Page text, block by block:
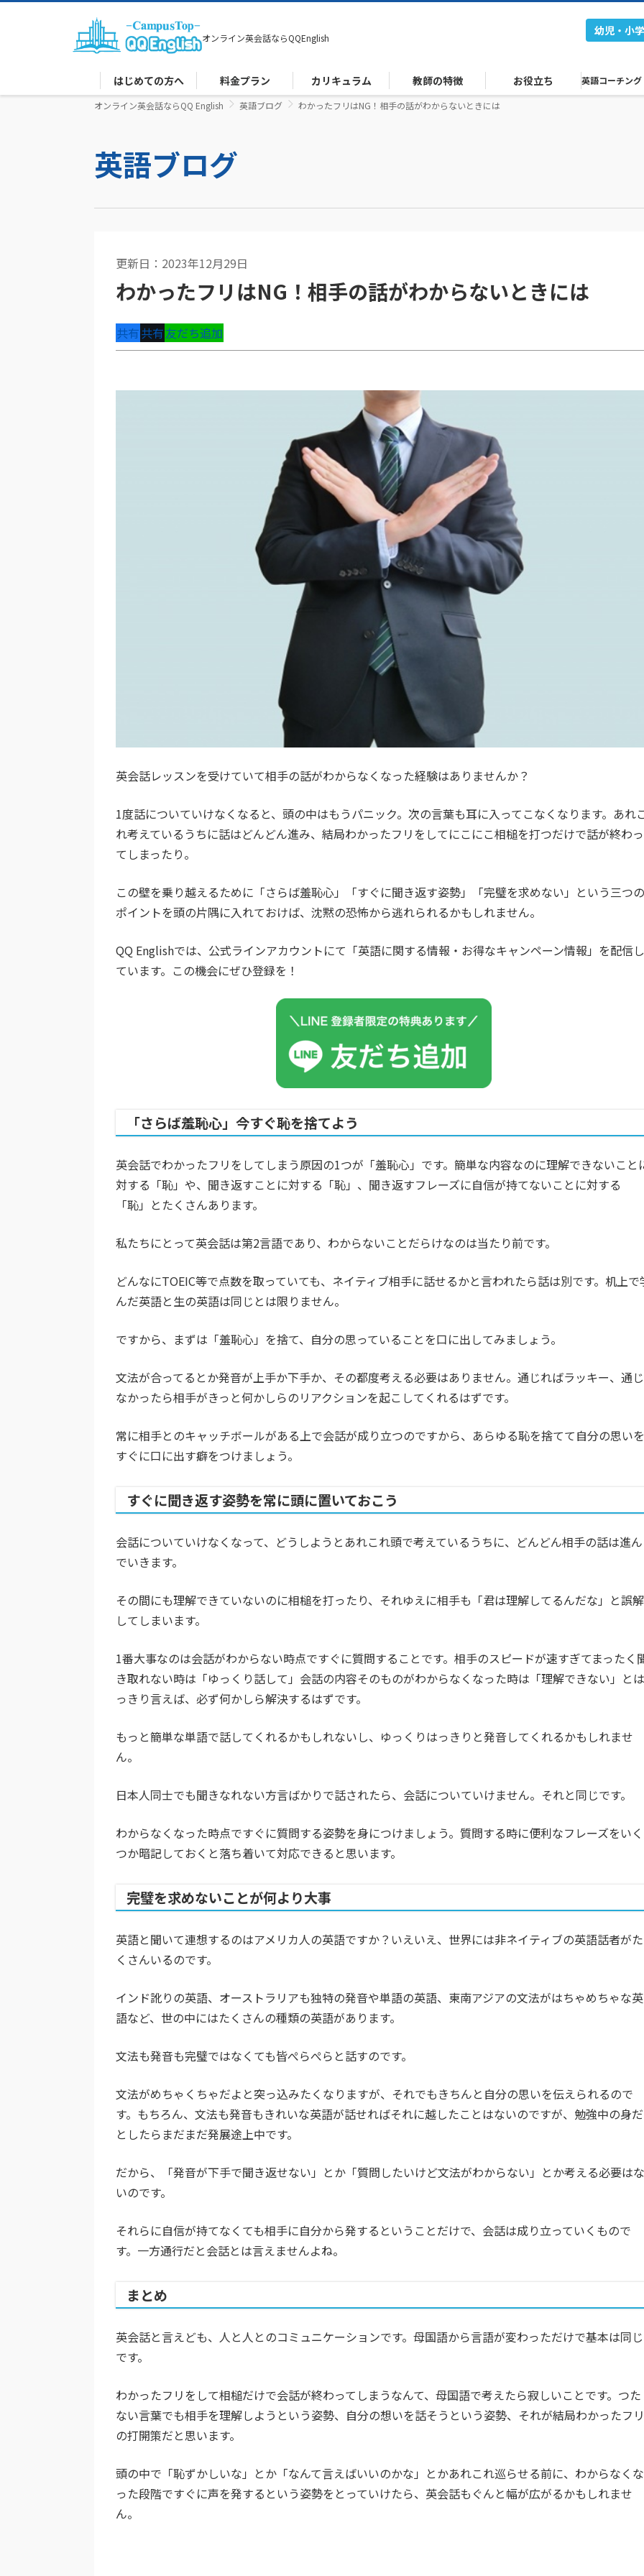
オンライン英会話ならQQEnglish
幼児・小
はじめての方へ 料金プラン カリキュラム 教師の特徴 お役立ち 英語コーチング
オンライン英会話ならQQ English 英語ブログ わかったフリはNG！相手の話がわからないときには
英語ブログ
更新日：2023年12月29日
わかったフリはNG！相手の話がわからないときには
共有共有友だち追加
英会話レッスンを受けていて相手の話がわからなくなった経験はありませんか？
1度話についていけなくなると、頭の中はもうパニック。次の言葉も耳に入ってこなくなります。あれ
れ考えているうちに話はどんどん進み、結局わかったフリをしてにこにこ相槌を打つだけで話が終わっ
てしまったり。
この壁を乗り越えるために「さらば羞恥心」「すぐに聞き返す姿勢」「完璧を求めない」という三つの
ポイントを頭の片隅に入れておけば、沈黙の恐怖から逃れられるかもしれません。
QQ Englishでは、公式ラインアカウントにて「英語に関する情報・お得なキャンペーン情報」を配信し
ています。この機会にぜひ登録を！
「さらば羞恥心」今すぐ恥を捨てよう
英会話でわかったフリをしてしまう原因の1つが「羞恥心」です。簡単な内容なのに理解できないこと
対する「恥」や、聞き返すことに対する「恥」、聞き返すフレーズに自信が持てないことに対する
「恥」とたくさんあります。
私たちにとって英会話は第2言語であり、わからないことだらけなのは当たり前です。
どんなにTOEIC等で点数を取っていても、ネイティブ相手に話せるかと言われたら話は別です。机上で
んだ英語と生の英語は同じとは限りません。
ですから、まずは「羞恥心」を捨て、自分の思っていることを口に出してみましょう。
文法が合ってるとか発音が上手か下手か、その都度考える必要はありません。通じればラッキー、通じ
なかったら相手がきっと何かしらのリアクションを起こしてくれるはずです。
常に相手とのキャッチボールがある上で会話が成り立つのですから、あらゆる恥を捨てて自分の思いを
すぐに口に出す癖をつけましょう。
すぐに聞き返す姿勢を常に頭に置いておこう
会話についていけなくなって、どうしようとあれこれ頭で考えているうちに、どんどん相手の話は進ん
でいきます。
その間にも理解できていないのに相槌を打ったり、それゆえに相手も「君は理解してるんだな」と誤解
してしまいます。
1番大事なのは会話がわからない時点ですぐに質問することです。相手のスピードが速すぎてまったく
き取れない時は「ゆっくり話して」会話の内容そのものがわからなくなった時は「理解できない」とは
っきり言えば、必ず何かしら解決するはずです。
もっと簡単な単語で話してくれるかもしれないし、ゆっくりはっきりと発音してくれるかもしれませ
ん。
日本人同士でも聞きなれない方言ばかりで話されたら、会話についていけません。それと同じです。
わからなくなった時点ですぐに質問する姿勢を身につけましょう。質問する時に便利なフレーズをいく
つか暗記しておくと落ち着いて対応できると思います。
完璧を求めないことが何より大事
英語と聞いて連想するのはアメリカ人の英語ですか？いえいえ、世界には非ネイティブの英語話者がた
くさんいるのです。
インド訛りの英語、オーストラリアも独特の発音や単語の英語、東南アジアの文法がはちゃめちゃな英
語など、世の中にはたくさんの種類の英語があります。
文法も発音も完璧ではなくても皆ぺらぺらと話すのです。
文法がめちゃくちゃだよと突っ込みたくなりますが、それでもきちんと自分の思いを伝えられるので
す。もちろん、文法も発音もきれいな英語が話せればそれに越したことはないのですが、勉強中の身だ
としたらまだまだ発展途上中です。
だから、「発音が下手で聞き返せない」とか「質問したいけど文法がわからない」とか考える必要はな
いのです。
それらに自信が持てなくても相手に自分から発するということだけで、会話は成り立っていくもので
す。一方通行だと会話とは言えませんよね。
まとめ
英会話と言えども、人と人とのコミュニケーションです。母国語から言語が変わっただけで基本は同じ
です。
わかったフリをして相槌だけで会話が終わってしまうなんて、母国語で考えたら寂しいことです。つた
ない言葉でも相手を理解しようという姿勢、自分の想いを話そうという姿勢、それが結局わかったフリ
の打開策だと思います。
頭の中で「恥ずかしいな」とか「なんて言えばいいのかな」とかあれこれ巡らせる前に、わからなくな
った段階ですぐに声を発するという姿勢をとっていけたら、英会話もぐんと幅が広がるかもしれませ
ん。